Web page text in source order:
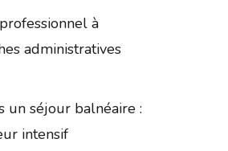
à
administratives
un séjour balnéaire :
intensif